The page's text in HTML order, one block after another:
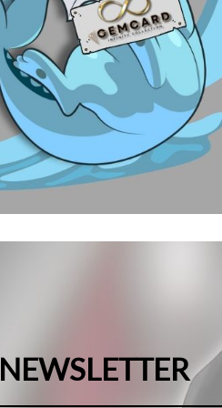
NEWSLETTER